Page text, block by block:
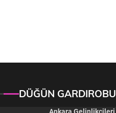
DÜĞÜN GARDIROBU